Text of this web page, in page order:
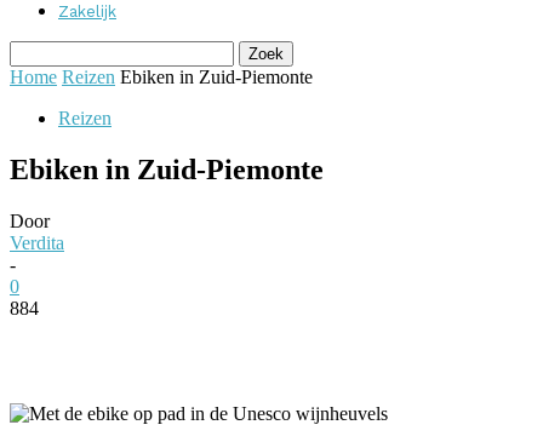
Zakelijk
Home Reizen Ebiken in Zuid-Piemonte
Reizen
Ebiken in Zuid-Piemonte
Door
Verdita
-
0
884